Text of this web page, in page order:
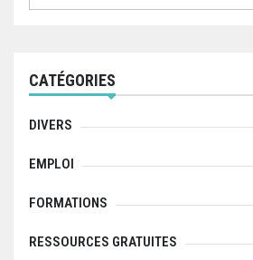
g
t
i
d
e
a
f
o
:
CATÉGORIES
DIVERS
EMPLOI
FORMATIONS
RESSOURCES GRATUITES